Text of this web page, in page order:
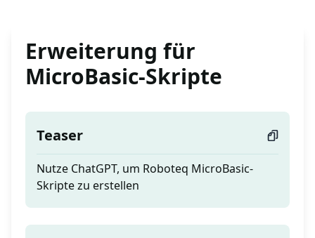
Erweiterung für
MicroBasic-Skripte
Teaser
Nutze ChatGPT, um Roboteq MicroBasic-
Skripte zu erstellen